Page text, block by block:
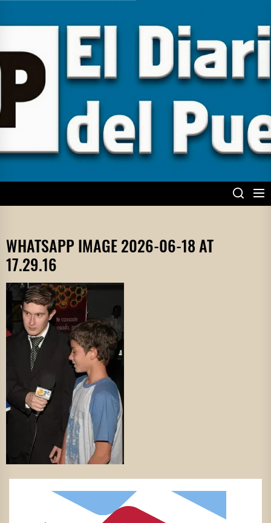
content
EL DIARIO DEL
PUEBLO
WHATSAPP IMAGE 2026-06-18 AT
17.29.16